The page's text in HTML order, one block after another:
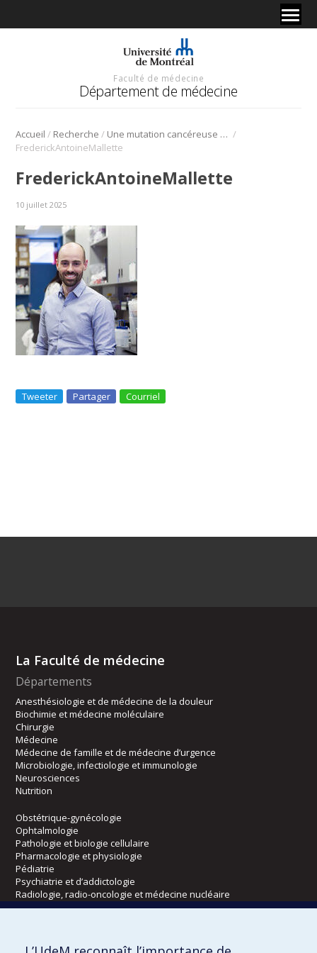
Faculté de médecine
Département de médecine
Accueil / Recherche / Une mutation cancéreuse met en péril l’intégrité des télomères /
FrederickAntoineMallette
FrederickAntoineMallette
10 juillet 2025
Tweeter Partager Courriel
La Faculté de médecine
Départements
Anesthésiologie et de médecine de la douleur
Biochimie et médecine moléculaire
Chirurgie
Médecine
Médecine de famille et de médecine d’urgence
Microbiologie, infectiologie et immunologie
Neurosciences
Nutrition
Obstétrique-gynécologie
Ophtalmologie
Pathologie et biologie cellulaire
Pharmacologie et physiologie
Pédiatrie
Psychiatrie et d’addictologie
Radiologie, radio-oncologie et médecine nucléaire